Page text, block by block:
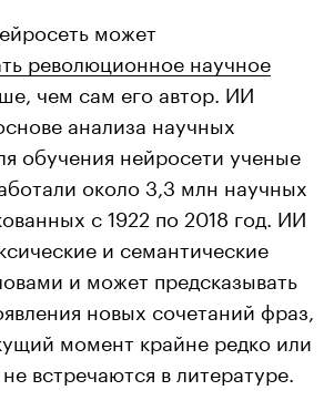
может
революционное научное
чем сам его автор. ИИ
анализа научных
обучения нейросети ученые
около 3,3 млн научных
с 1922 по 2018 год. ИИ
и семантические
и может предсказывать
новых сочетаний фраз,
момент крайне редко или
встречаются в литературе.